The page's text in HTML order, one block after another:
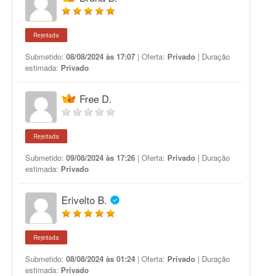
Rejeitada
Submetido: 08/08/2024 às 17:07 | Oferta: Privado | Duração
estimada: Privado
Free D.
Rejeitada
Submetido: 09/08/2024 às 17:26 | Oferta: Privado | Duração
estimada: Privado
Erivelto B.
Rejeitada
Submetido: 08/08/2024 às 01:24 | Oferta: Privado | Duração
estimada: Privado